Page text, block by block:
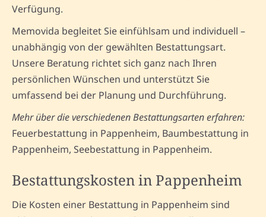
Verfügung.
Memovida begleitet Sie einfühlsam und individuell –
unabhängig von der gewählten Bestattungsart.
Unsere Beratung richtet sich ganz nach Ihren
persönlichen Wünschen und unterstützt Sie
umfassend bei der Planung und Durchführung.
Mehr über die verschiedenen Bestattungsarten erfahren:
Feuerbestattung in Pappenheim, Baumbestattung in
Pappenheim, Seebestattung in Pappenheim.
Bestattungskosten in Pappenheim
Die Kosten einer Bestattung in Pappenheim sind